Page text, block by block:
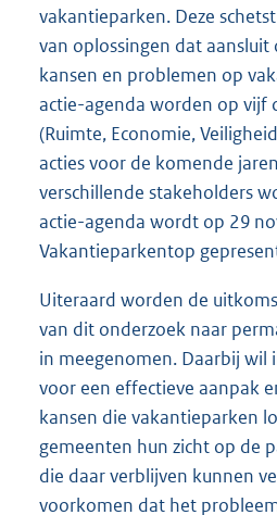
vakantieparken. Deze
van oplossingen dat
kansen en problemen op
actie-agenda worden op vijf
(Ruimte, Economie,
acties voor de komende
verschillende stakeholders
actie-agenda wordt op 29
Vakantieparkentop
Uiteraard worden de
van dit onderzoek naar
in meegenomen. Daarbij wil
voor een effectieve aanpak
kansen die vakantieparken
gemeenten hun zicht op de
die daar verblijven kunnen
voorkomen dat het